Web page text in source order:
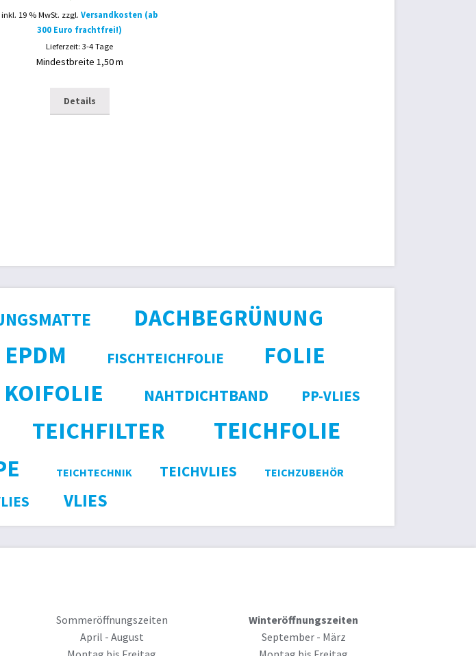
inkl. 19 % MwSt. zzgl.Versandkosten (ab
300 Euro frachtfrei!)
Lieferzeit: 3-4 Tage
Mindestbreite 1,50 m
Details
DACHBEGRÜNUNG
EPDM FISCHTEICHFOLIE FOLIE
KOIFOLIE NAHTDICHTBAND PP-VLIES
TEICHFILTER TEICHFOLIE
TEICHTECHNIK TEICHVLIES TEICHZUBEHÖR
VLIES
Sommeröffnungszeiten
April - August
Winteröffnungszeiten
September - März